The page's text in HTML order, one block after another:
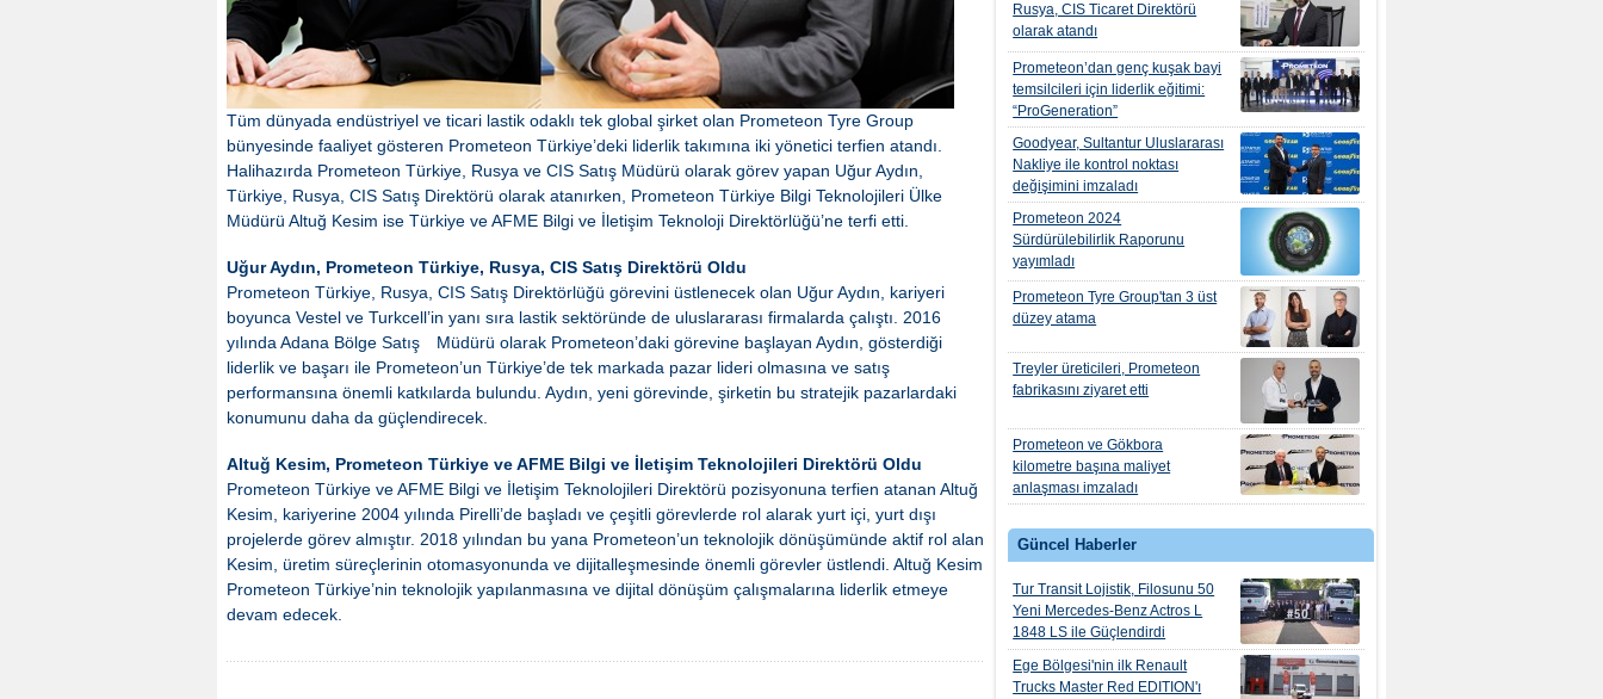
Rusya, CIS Ticaret Direktörü
olarak atandı
Prometeon’dan genç kuşak bayi
temsilcileri için liderlik eğitimi:
“ProGeneration”
Goodyear, Sultantur Uluslararası
Nakliye ile kontrol noktası
değişimini imzaladı
Prometeon 2024
Sürdürülebilirlik Raporunu
yayımladı
Prometeon Tyre Group'tan 3 üst
düzey atama
Treyler üreticileri, Prometeon
fabrikasını ziyaret etti
Prometeon ve Gökbora
kilometre başına maliyet
anlaşması imzaladı
Güncel Haberler
Tur Transit Lojistik, Filosunu 50
Yeni Mercedes-Benz Actros L
1848 LS ile Güçlendirdi
Ege Bölgesi'nin ilk Renault
Trucks Master Red EDITION'ı
Tüm dünyada endüstriyel ve ticari lastik odaklı tek global şirket olan Prometeon Tyre Group
bünyesinde faaliyet gösteren Prometeon Türkiye’deki liderlik takımına iki yönetici terfien atandı.
Halihazırda Prometeon Türkiye, Rusya ve CIS Satış Müdürü olarak görev yapan Uğur Aydın,
Türkiye, Rusya, CIS Satış Direktörü olarak atanırken, Prometeon Türkiye Bilgi Teknolojileri Ülke
Müdürü Altuğ Kesim ise Türkiye ve AFME Bilgi ve İletişim Teknoloji Direktörlüğü’ne terfi etti.
Uğur Aydın, Prometeon Türkiye, Rusya, CIS Satış Direktörü Oldu
Prometeon Türkiye, Rusya, CIS Satış Direktörlüğü görevini üstlenecek olan Uğur Aydın, kariyeri
boyunca Vestel ve Turkcell’in yanı sıra lastik sektöründe de uluslararası firmalarda çalıştı. 2016
yılında Adana Bölge Satış
Müdürü olarak Prometeon’daki görevine başlayan Aydın, gösterdiği
liderlik ve başarı ile Prometeon’un Türkiye’de tek markada pazar lideri olmasına ve satış
performansına önemli katkılarda bulundu. Aydın, yeni görevinde, şirketin bu stratejik pazarlardaki
konumunu daha da güçlendirecek.
Altuğ Kesim, Prometeon Türkiye ve AFME Bilgi ve İletişim Teknolojileri Direktörü Oldu
Prometeon Türkiye ve AFME Bilgi ve İletişim Teknolojileri Direktörü pozisyonuna terfien atanan Altuğ
Kesim, kariyerine 2004 yılında Pirelli’de başladı ve çeşitli görevlerde rol alarak yurt içi, yurt dışı
projelerde görev almıştır. 2018 yılından bu yana Prometeon’un teknolojik dönüşümünde aktif rol alan
Kesim, üretim süreçlerinin otomasyonunda ve dijitalleşmesinde önemli görevler üstlendi. Altuğ Kesim
Prometeon Türkiye’nin teknolojik yapılanmasına ve dijital dönüşüm çalışmalarına liderlik etmeye
devam edecek.